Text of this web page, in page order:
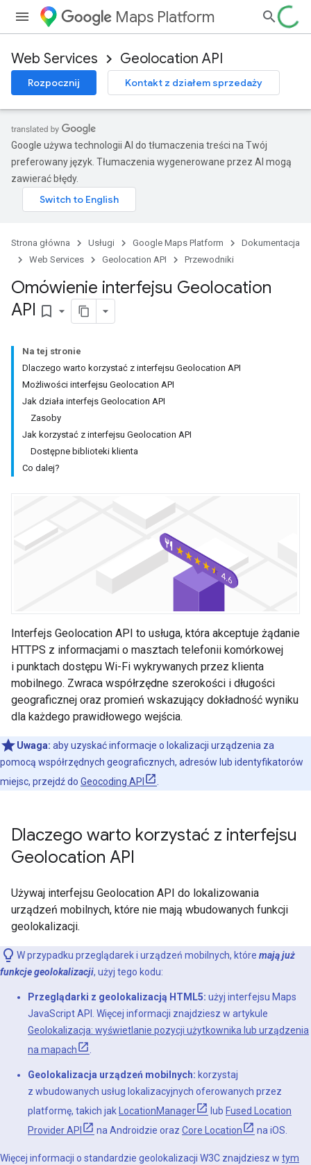
Maps Platform
Web Services Geolocation API
Rozpocznij Kontakt z działem sprzedaży
Google używa technologii AI do tłumaczenia treści na Twój
preferowany język. Tłumaczenia wygenerowane przez AI mogą
zawierać błędy.
Strona główna Usługi Google Maps Platform
Dokumentacja
Web Services
Geolocation API Przewodniki
Omówienie interfejsu Geolocation
API bookmark_border
Na tej stronie
Dlaczego warto korzystać z interfejsu Geolocation API
Możliwości interfejsu Geolocation API
Jak działa interfejs Geolocation API
Zasoby
Jak korzystać z interfejsu Geolocation API
Dostępne biblioteki klienta
Co dalej?
Interfejs Geolocation API to usługa, która akceptuje żądanie
HTTPS z informacjami o masztach telefonii komórkowej
i punktach dostępu Wi-Fi wykrywanych przez klienta
mobilnego. Zwraca współrzędne szerokości i długości
geograficznej oraz promień wskazujący dokładność wyniku
dla każdego prawidłowego wejścia.
Uwaga: aby uzyskać informacje o lokalizacji urządzenia za
pomocą współrzędnych geograficznych, adresów lub identyfikatorów
miejsc, przejdź do Geocoding API .
Dlaczego warto korzystać z interfejsu
Geolocation API
Używaj interfejsu Geolocation API do lokalizowania
urządzeń mobilnych, które nie mają wbudowanych funkcji
geolokalizacji.
W przypadku przeglądarek i urządzeń mobilnych, które mają już
funkcje geolokalizacji, użyj tego kodu:
Przeglądarki z geolokalizacją HTML5: użyj interfejsu Maps
JavaScript API. Więcej informacji znajdziesz w artykule
Geolokalizacja: wyświetlanie pozycji użytkownika lub urządzenia
na mapach
.
Geolokalizacja urządzeń mobilnych: korzystaj
z wbudowanych usług lokalizacyjnych oferowanych przez
platformę, takich jak LocationManager lub Fused Location
Provider API
na Androidzie oraz Core Location na iOS.
Więcej informacji o standardzie geolokalizacji W3C znajdziesz w tym